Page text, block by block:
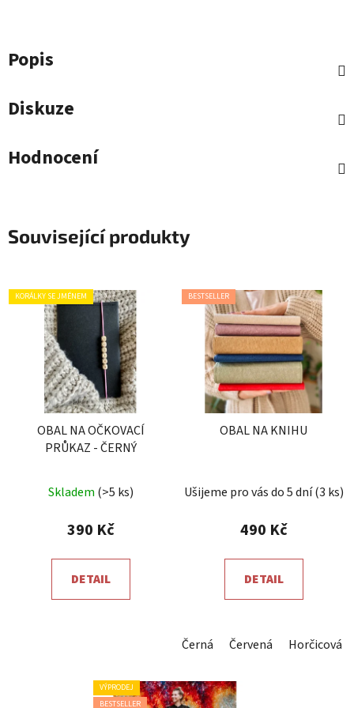
Popis
Diskuze
Hodnocení
Související produkty
KORÁLKY SE JMÉNEM
OBAL NA OČKOVACÍ
PRŮKAZ - ČERNÝ
hodnocení
produktu
5,0
z
Skladem (>5 ks)
390 Kč
DETAIL
BESTSELLER
OBAL NA KNIHU
hodnocení
produktu
5,0
z
Ušijeme pro vás do 5 dní(3 ks)
490 Kč
DETAIL
Černá Červená Horčicová
VÝPRODEJ
BESTSELLER